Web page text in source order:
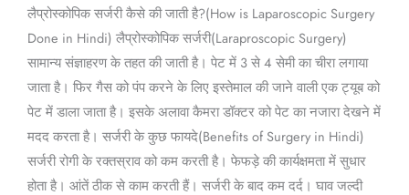
लैप्रोस्कोपिक सर्जरी कैसे की जाती है?(How is Laparoscopic Surgery
Done in Hindi) लैप्रोस्कोपिक सर्जरी(Laraproscopic Surgery)
सामान्य संज्ञाहरण के तहत की जाती है। पेट में 3 से 4 सेमी का चीरा लगाया
जाता है। फिर गैस को पंप करने के लिए इस्तेमाल की जाने वाली एक ट्यूब को
पेट में डाला जाता है। इसके अलावा कैमरा डॉक्टर को पेट का नजारा देखने में
मदद करता है। सर्जरी के कुछ फायदे(Benefits of Surgery in Hindi)
सर्जरी रोगी के रक्तस्राव को कम करती है। फेफड़े की कार्यक्षमता में सुधार
होता है। आंतें ठीक से काम करती हैं। सर्जरी के बाद कम दर्द। घाव जल्दी